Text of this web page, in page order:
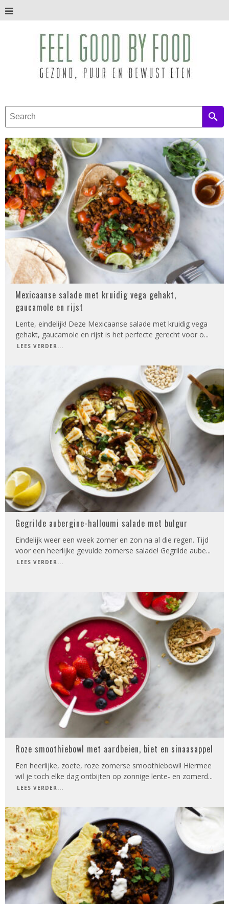
Mexicaanse salade met kruidig vega gehakt,
gaucamole en rijst
Lente, eindelijk! Deze Mexicaanse salade met kruidig vega
gehakt, gaucamole en rijst is het perfecte gerecht voor o...
LEES VERDER...
Gegrilde aubergine-halloumi salade met bulgur
Eindelijk weer een week zomer en zon na al die regen. Tijd
voor een heerlijke gevulde zomerse salade! Gegrilde aube...
LEES VERDER...
Roze smoothiebowl met aardbeien, biet en sinaasappel
Een heerlijke, zoete, roze zomerse smoothiebowl! Hiermee
wil je toch elke dag ontbijten op zonnige lente- en zomerd...
LEES VERDER...